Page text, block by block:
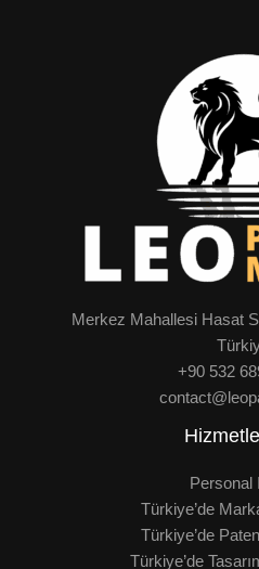
Merkez Mahallesi Hasat
+90 532
Personal
Türkiye’de
Türkiye’de
Türkiye’de